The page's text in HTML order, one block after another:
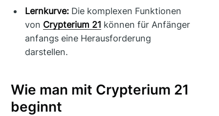
Lernkurve: Die komplexen Funktionen
von Crypterium 21 können für Anfänger
anfangs eine Herausforderung
darstellen.
Wie man mit Crypterium 21
beginnt